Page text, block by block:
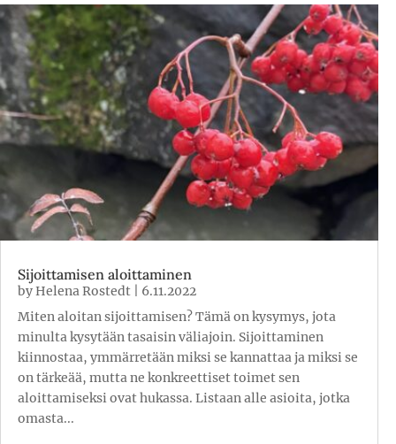
Sijoittamisen aloittaminen
byHelena Rostedt
6.11.2022
Miten aloitan sijoittamisen? Tämä on kysymys, jota
minulta kysytään tasaisin väliajoin. Sijoittaminen
kiinnostaa, ymmärretään miksi se kannattaa ja miksi se
on tärkeää, mutta ne konkreettiset toimet sen
aloittamiseksi ovat hukassa. Listaan alle asioita, jotka
omasta...